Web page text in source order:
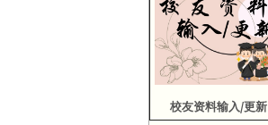
校友资料输入/更新